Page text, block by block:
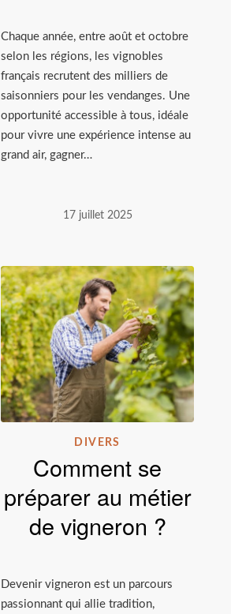
Chaque année, entre août et octobre
selon les régions, les vignobles
français recrutent des milliers de
saisonniers pour les vendanges. Une
opportunité accessible à tous, idéale
pour vivre une expérience intense au
grand air, gagner…
17 juillet 2025
DIVERS
Comment se
préparer au métier
de vigneron ?
Devenir vigneron est un parcours
passionnant qui allie tradition,